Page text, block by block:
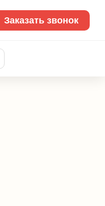
Заказать звонок